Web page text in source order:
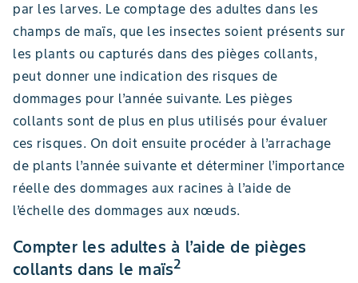
par les larves. Le comptage des adultes dans les
champs de maïs, que les insectes soient présents sur
les plants ou capturés dans des pièges collants,
peut donner une indication des risques de
dommages pour l’année suivante. Les pièges
collants sont de plus en plus utilisés pour évaluer
ces risques. On doit ensuite procéder à l’arrachage
de plants l’année suivante et déterminer l’importance
réelle des dommages aux racines à l’aide de
l’échelle des dommages aux nœuds.
Compter les adultes à l’aide de pièges
collants dans le maïs2